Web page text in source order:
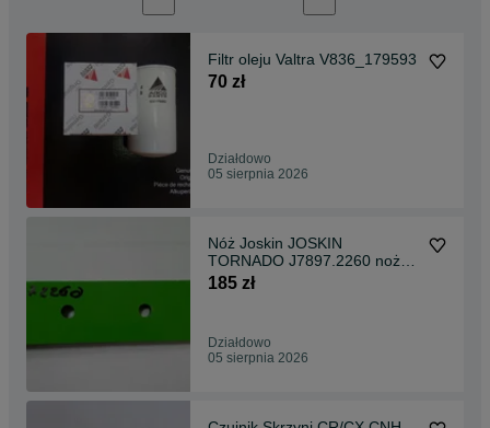
Filtr oleju Valtra V836_179593
70 zł
Działdowo
05 sierpnia 2026
Nóż Joskin JOSKIN
TORNADO J7897.2260 noże
rozrzutnika
185 zł
Działdowo
05 sierpnia 2026